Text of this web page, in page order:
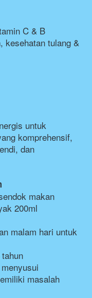
C & B
kesehatan tulang &
untuk
komprehensif,
dan
makan
200ml
malam hari untuk
masalah